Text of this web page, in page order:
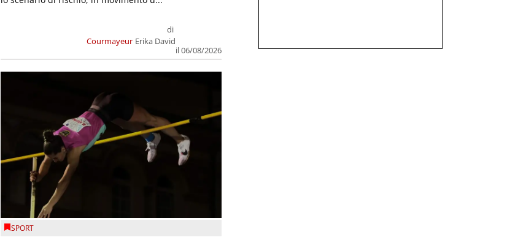
Courmayeur
di
Erika David
il 06/08/2026
SPORT